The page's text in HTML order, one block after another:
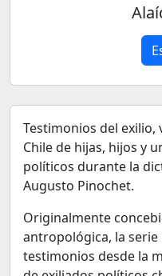
Testimonios del exilio,
Chile de hijas, hijos y
políticos durante la
Augusto Pinochet.
Originalmente
antropológica, la
testimonios desde la